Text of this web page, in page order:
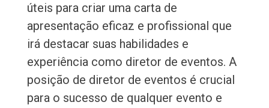
úteis para criar uma carta de
apresentação eficaz e profissional que
irá destacar suas habilidades e
experiência como diretor de eventos. A
posição de diretor de eventos é crucial
para o sucesso de qualquer evento e